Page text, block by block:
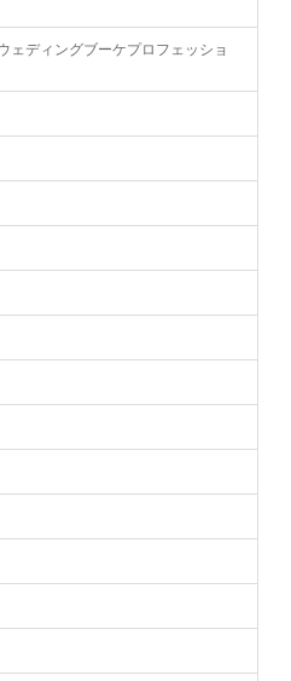
ェディングブーケプロフェッショ